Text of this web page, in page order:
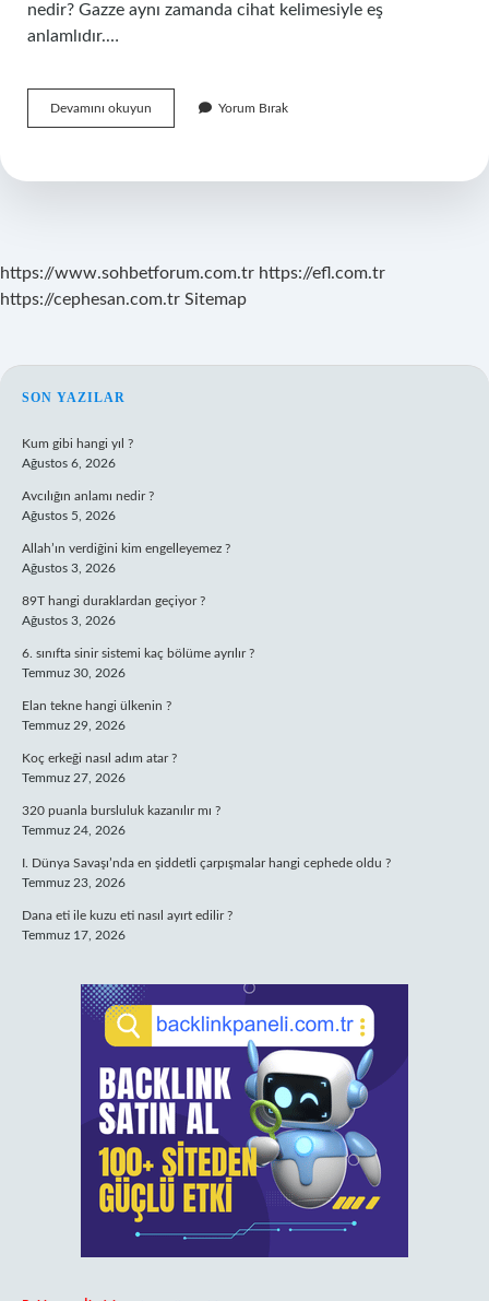
nedir? Gazze aynı zamanda cihat kelimesiyle eş
anlamlıdır.…
Devamını okuyun
Tezi
Yorum Bırak
https://www.sohbetforum.com.tr https://efl.com.tr
https://cephesan.com.tr Sitemap
SIDEBAR
SON YAZILAR
Kum gibi hangi yıl ?
Ağustos 6, 2026
Avcılığın anlamı nedir ?
Ağustos 5, 2026
Allah’ın verdiğini kim engelleyemez ?
Ağustos 3, 2026
89T hangi duraklardan geçiyor ?
Ağustos 3, 2026
6. sınıfta sinir sistemi kaç bölüme ayrılır ?
Temmuz 30, 2026
Elan tekne hangi ülkenin ?
Temmuz 29, 2026
Koç erkeği nasıl adım atar ?
Temmuz 27, 2026
320 puanla bursluluk kazanılır mı ?
Temmuz 24, 2026
I. Dünya Savaşı’nda en şiddetli çarpışmalar hangi cephede oldu ?
Temmuz 23, 2026
Dana eti ile kuzu eti nasıl ayırt edilir ?
Temmuz 17, 2026